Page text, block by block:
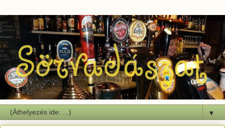
▼